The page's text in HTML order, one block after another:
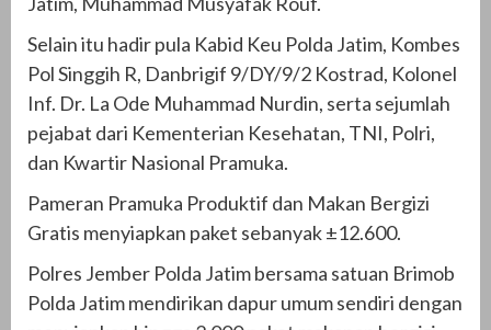
Selain itu hadir pula Kabid Keu Polda Jatim, Kombes
Pol Singgih R, Danbrigif 9/DY/9/2 Kostrad, Kolonel
Inf. Dr. La Ode Muhammad Nurdin, serta sejumlah
pejabat dari Kementerian Kesehatan, TNI, Polri,
dan Kwartir Nasional Pramuka.
Pameran Pramuka Produktif dan Makan Bergizi
Gratis menyiapkan paket sebanyak ±12.600.
Polres Jember Polda Jatim bersama satuan Brimob
Polda Jatim mendirikan dapur umum sendiri dengan